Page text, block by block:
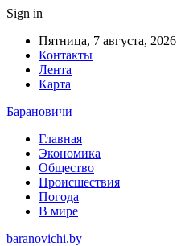
Sign in
Пятница, 7 августа, 2026
Контакты
Лента
Карта
Барановичи
Главная
Экономика
Общество
Происшествия
Погода
В мире
baranovichi.by